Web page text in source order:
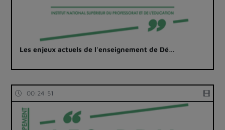
Les enjeux actuels de l'enseignement de Dé…
00:24:51